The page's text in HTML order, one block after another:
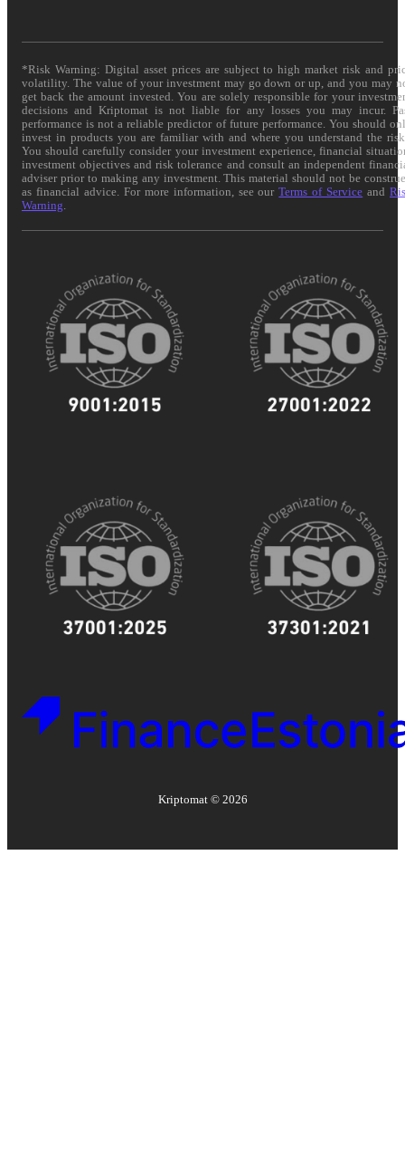
*Risk Warning: Digital asset prices are subject to high market risk and
volatility. The value of your investment may go down or up, and you may
get back the amount invested. You are solely responsible for your
decisions and Kriptomat is not liable for any losses you may incur.
performance is not a reliable predictor of future performance. You should
invest in products you are familiar with and where you understand the
You should carefully consider your investment experience, financial
investment objectives and risk tolerance and consult an independent
adviser prior to making any investment. This material should not be
as financial advice. For more information, see ourTerms of Service and
Warning
Kriptomat © 2026